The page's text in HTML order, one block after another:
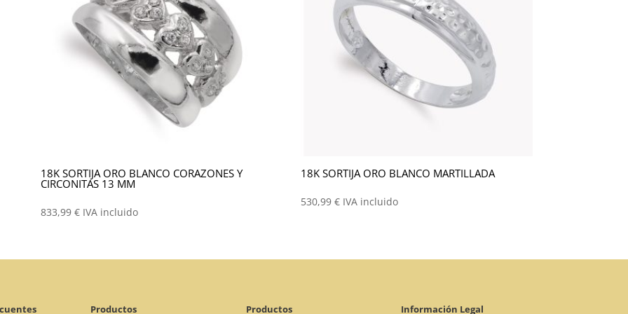
18K SORTIJA ORO BLANCO CORAZONES Y
CIRCONITAS 13 MM
833,99 € IVA incluido
18K SORTIJA ORO BLANCO MARTILLADA
530,99€ IVA incluido
Productos Productos Información Legal